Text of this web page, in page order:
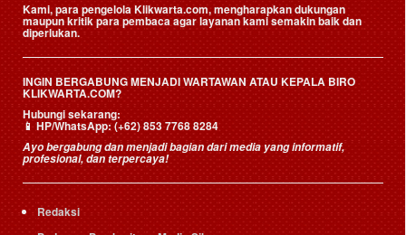
Kami, para pengelola Klikwarta.com, mengharapkan dukungan
maupun kritik para pembaca agar layanan kami semakin baik dan
diperlukan.
INGIN BERGABUNG MENJADI WARTAWAN ATAU KEPALA BIRO
KLIKWARTA.COM?
Hubungi sekarang:
📱HP/WhatsApp:(+62) 853 7768 8284
Ayo bergabung dan menjadi bagian dari media yang informatif,
profesional, dan terpercaya!
Redaksi